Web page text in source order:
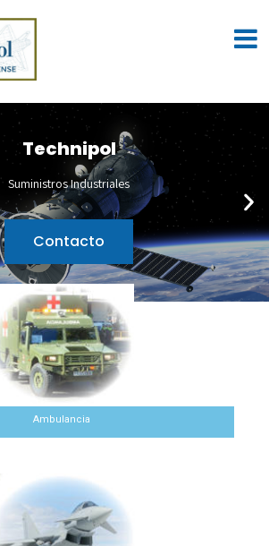
Technipol
Suministros Industriales
Contacto
Ambulancia